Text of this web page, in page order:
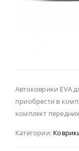
Автоковрики EVA
приобрести в
комплект
Категории: